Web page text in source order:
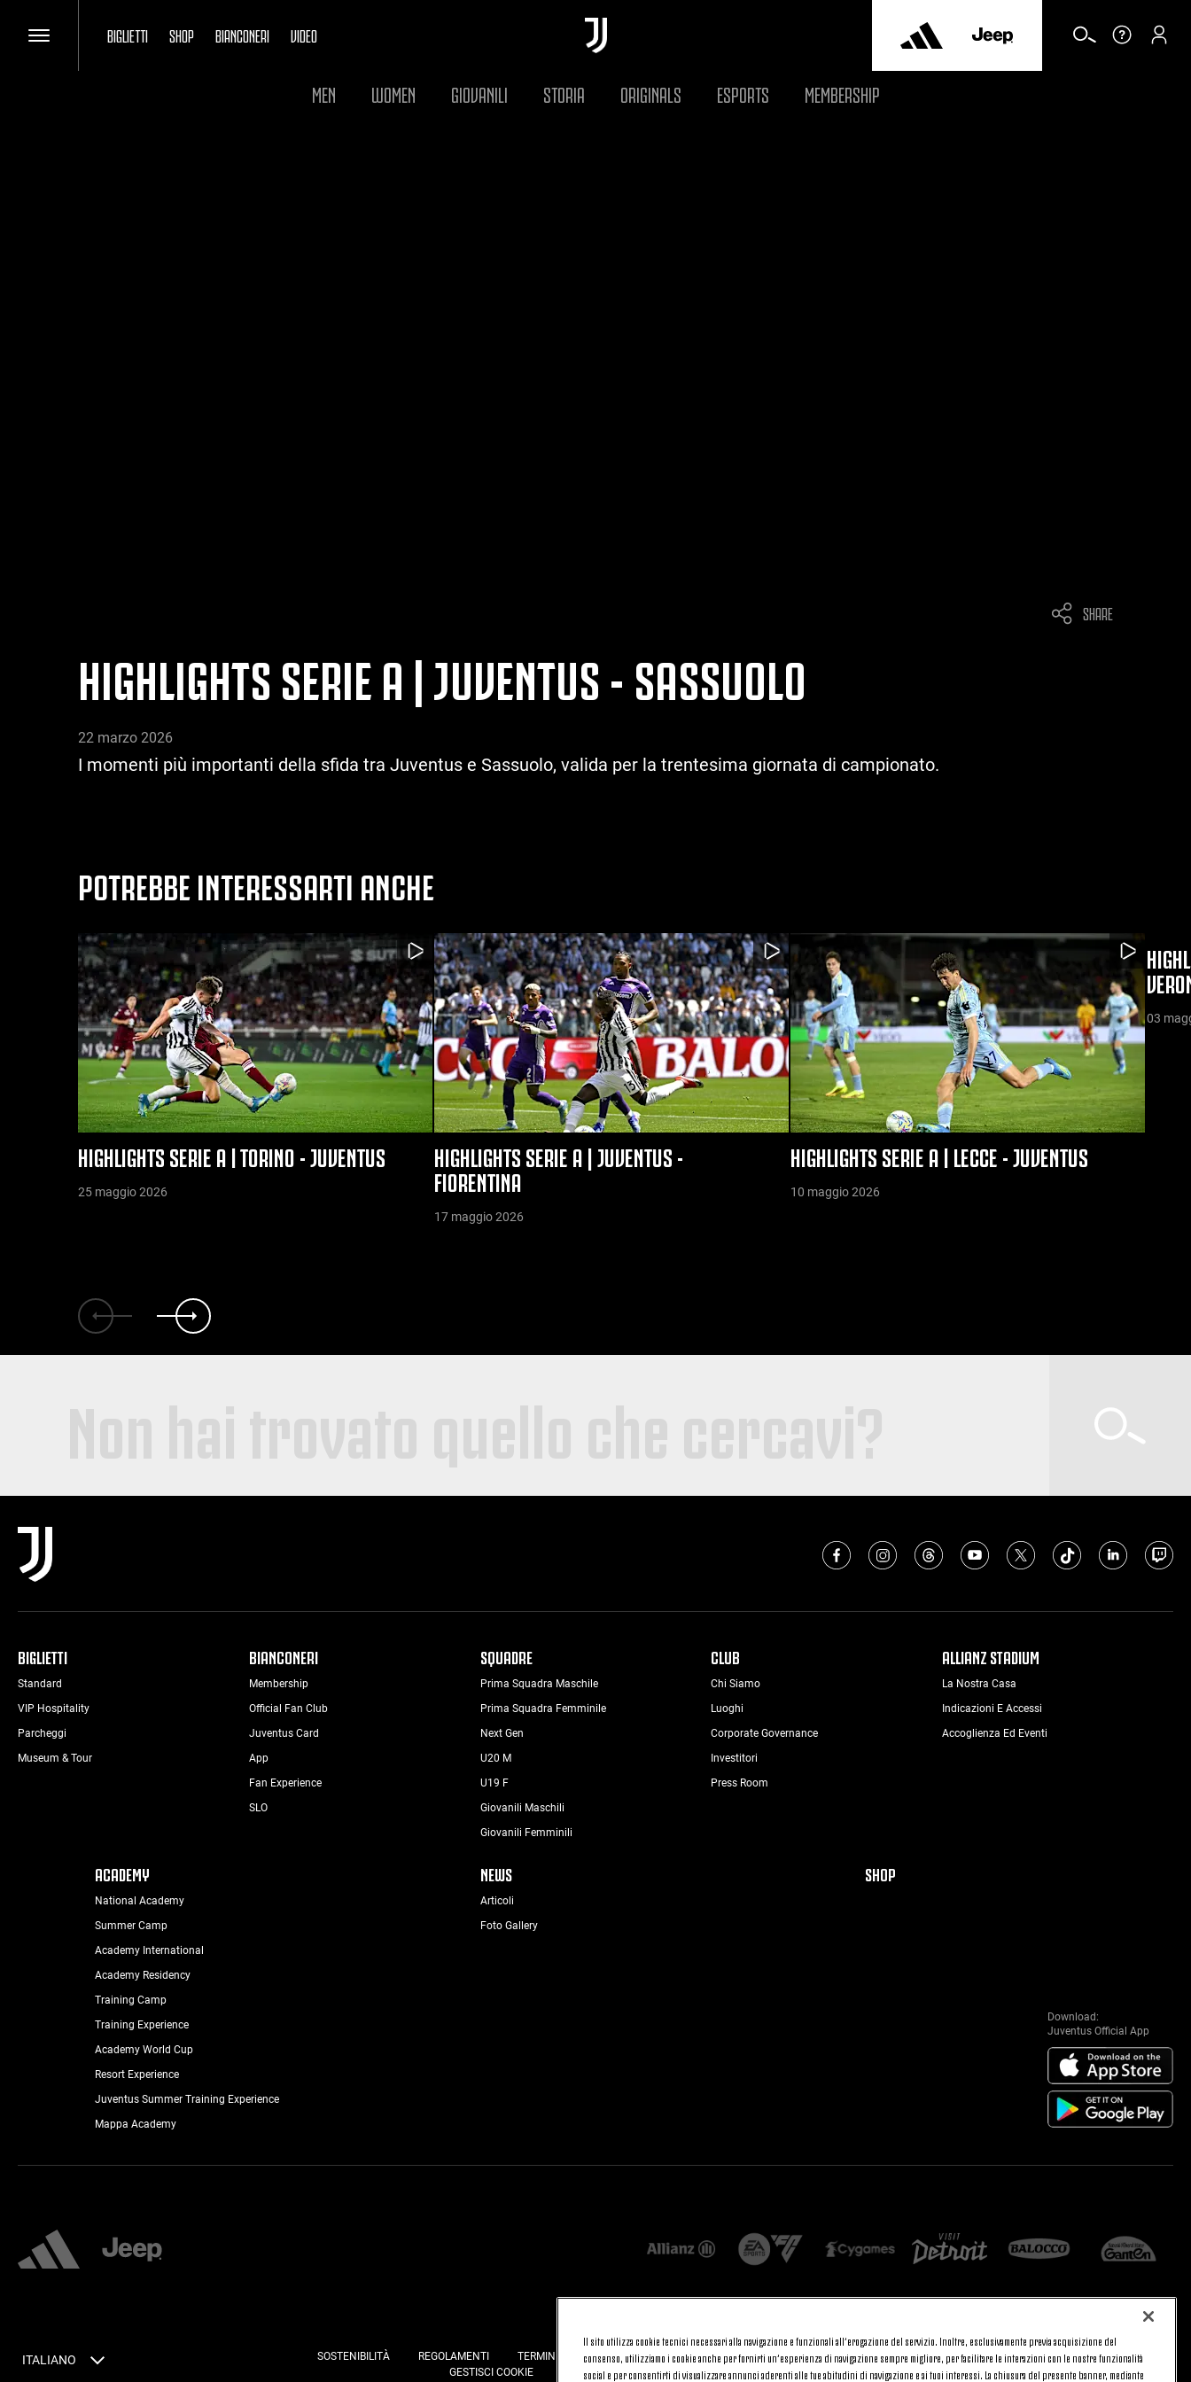
BIGLIETTI SHOP BIANCONERI VIDEO
MEN WOMEN GIOVANILI STORIA ORIGINALS ESPORTS MEMBERSHIP
SHARE
HIGHLIGHTS SERIE A | JUVENTUS - SASSUOLO
22 marzo 2026
I momenti più importanti della sfida tra Juventus e Sassuolo, valida per la trentesima giornata di campionato.
POTREBBE INTERESSARTI ANCHE
HIGHLIGHTS SERIE A | TORINO - JUVENTUS
25 maggio 2026
HIGHLIGHTS SERIE A | JUVENTUS -
FIORENTINA
17 maggio 2026
HIGHLIGHTS SERIE A | LECCE - JUVENTUS
10 maggio 2026
03
BIGLIETTI
Standard
VIP Hospitality
Parcheggi
Museum & Tour
BIANCONERI
Membership
Official Fan Club
Juventus Card
App
Fan Experience
SLO
SQUADRE
Prima Squadra Maschile
Prima Squadra Femminile
Next Gen
U20 M
U19 F
Giovanili Maschili
Giovanili Femminili
CLUB
Chi Siamo
Luoghi
Corporate Governance
Investitori
Press Room
ALLIANZ STADIUM
La Nostra Casa
Indicazioni E Accessi
Accoglienza Ed Eventi
ACADEMY
National Academy
Summer Camp
Academy International
Academy Residency
Training Camp
Training Experience
Academy World Cup
Resort Experience
Juventus Summer Training Experience
Mappa Academy
NEWS
Articoli
Foto Gallery
SHOP
Download:
Juventus Official App
ITALIANO SOSTENIBILITÀ REGOLAMENTI TERMINI E CONDIZIONI FATTURAZIONE ELETTRONICA
PRIVACY
GESTISCI COOKIE
JOIN US CONTATTACI FAQ
TORNA SU
Il sito utilizza cookie tecnici necessari alla navigazione e funzionali all’erogazione del servizio. Inoltre, esclusivamente previa acquisizione del
consenso, utilizziamo i cookie anche per fornirti un’esperienza di navigazione sempre migliore, per facilitare le interazioni con le nostre funzionalità
social e per consentirti di visualizzare annunci aderenti alle tue abitudini di navigazione e ai tuoi interessi. La chiusura del presente banner, mediante